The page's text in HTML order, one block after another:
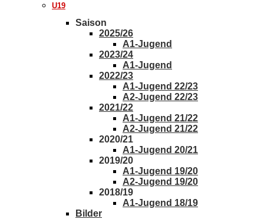
U19
Saison
2025/26
A1-Jugend
2023/24
A1-Jugend
2022/23
A1-Jugend 22/23
A2-Jugend 22/23
2021/22
A1-Jugend 21/22
A2-Jugend 21/22
2020/21
A1-Jugend 20/21
2019/20
A1-Jugend 19/20
A2-Jugend 19/20
2018/19
A1-Jugend 18/19
Bilder